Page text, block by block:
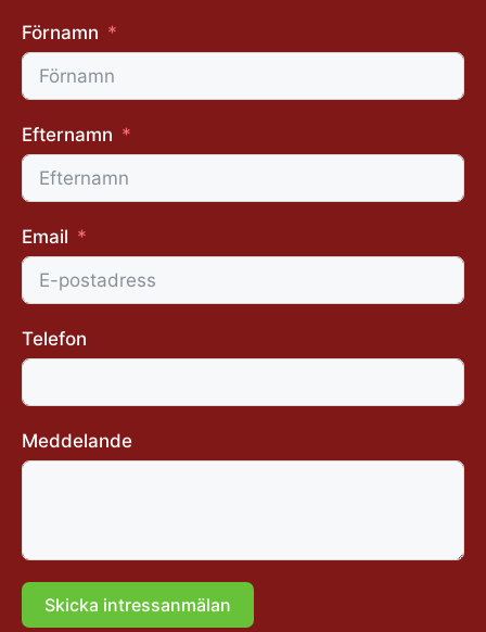
Förnamn
Efternamn
Email
Telefon
Meddelande
Skicka intressanmälan